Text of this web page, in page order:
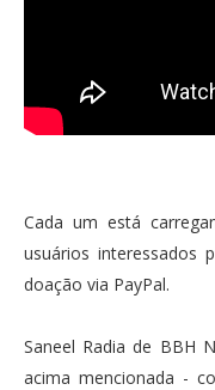
Cada um está
usuários interessados
doação via PayPal.
Saneel Radia de BBH
acima mencionada -